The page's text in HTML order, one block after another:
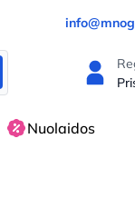
Nuolaidos